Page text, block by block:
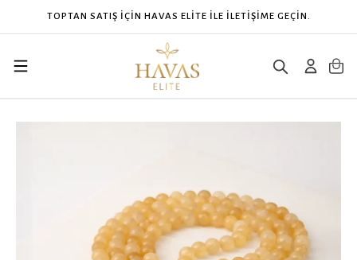
HAVAS ELİTE İLE İLETİŞİME GEÇİN. CONTACT